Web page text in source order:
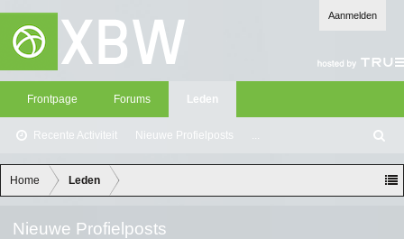
Aanmelden
Frontpage Forums Leden
Recente Activiteit Nieuwe Profielposts ...
oe
ke
n
Home Leden
Nieuwe Profielposts